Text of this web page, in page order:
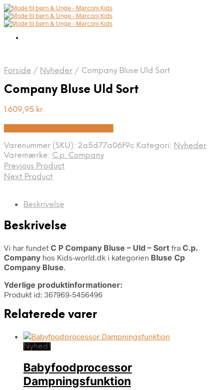
Forside / Nyheder / Company Bluse Uld Sort
Company Bluse Uld Sort
1.609,95 kr.
Varenummer (SKU): 2a5d77a06f9c Kategori: Nyheder
Varemærke: C.p. Company
Previous Product
Next Product
Beskrivelse
Beskrivelse
Vi har fundet C P Company Bluse – Uld – Sort fra C.p.
Company hos Kids-world.dk i kategorien Bluse Cp
Company Bluse.
Yderlige produktinformationer:
Produkt id: 367969-5456496
Relaterede varer
Nyhed!
Babyfoodprocessor
Dampningsfunktion